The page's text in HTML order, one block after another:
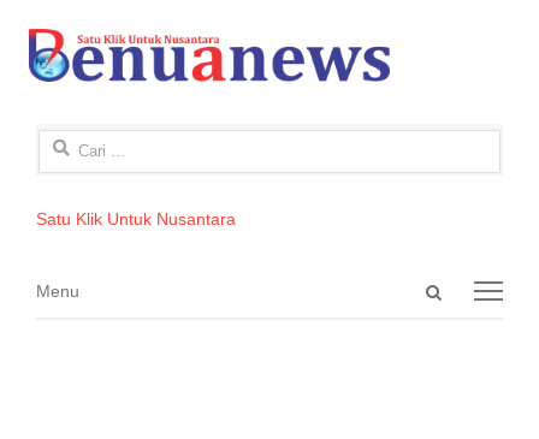
Cari
Satu Klik Untuk Nusantara
Open
Menu
Menu